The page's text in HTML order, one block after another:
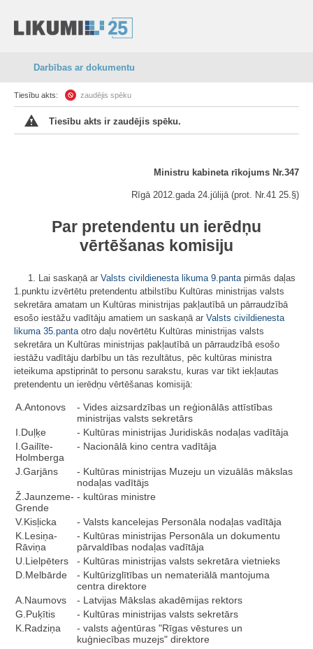
Darbības ar dokumentu
Tiesību akts: zaudējis spēku
Tiesību akts ir zaudējis spēku.
Ministru kabineta rīkojums Nr.347
Rīgā 2012.gada 24.jūlijā (prot. Nr.41 25.§)
Par pretendentu un ierēdņu
vērtēšanas komisiju
1. Lai saskaņā ar Valsts civildienesta likuma 9.pantapirmās daļas
1.punktu izvērtētu pretendentu atbilstību Kultūras ministrijas valsts
sekretāra amatam un Kultūras ministrijas pakļautībā un pārraudzībā
esošo iestāžu vadītāju amatiem un saskaņā ar Valsts civildienesta
likuma 35.pantaotro daļu novērtētu Kultūras ministrijas valsts
sekretāra un Kultūras ministrijas pakļautībā un pārraudzībā esošo
iestāžu vadītāju darbību un tās rezultātus, pēc kultūras ministra
ieteikuma apstiprināt to personu sarakstu, kuras var tikt iekļautas
pretendentu un ierēdņu vērtēšanas komisijā:
A.Antonovs
- Vides aizsardzības un reģionālās attīstības
ministrijas valsts sekretārs
I.Duļķe
- Kultūras ministrijas Juridiskās nodaļas vadītāja
I.Gailīte-
Holmberga
- Nacionālā kino centra vadītāja
J.Garjāns
- Kultūras ministrijas Muzeju un vizuālās mākslas
nodaļas vadītājs
Ž.Jaunzeme-
Grende
- kultūras ministre
V.Kisļicka
- Valsts kancelejas Personāla nodaļas vadītāja
K.Lesiņa-
Rāviņa
- Kultūras ministrijas Personāla un dokumentu
pārvaldības nodaļas vadītāja
U.Lielpēters
- Kultūras ministrijas valsts sekretāra vietnieks
D.Melbārde
- Kultūrizglītības un nemateriālā mantojuma
centra direktore
A.Naumovs
- Latvijas Mākslas akadēmijas rektors
G.Puķītis
- Kultūras ministrijas valsts sekretārs
K.Radziņa
- valsts aģentūras "Rīgas vēstures un
kuģniecības muzejs" direktore